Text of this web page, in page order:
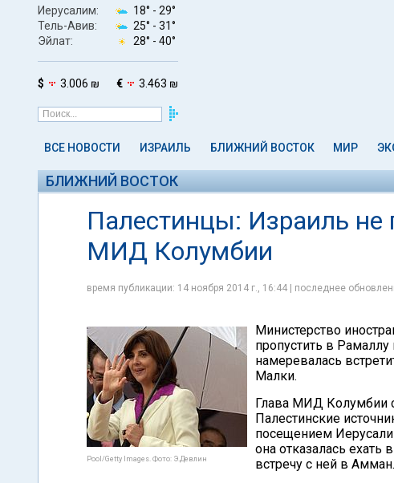
Иерусалим: 18° - 29°
Тель-Авив:
25° - 31°
Эйлат:
28° - 40°
$ 3.006 ₪ € 3.463 ₪
ВСЕ НОВОСТИ ИЗРАИЛЬ БЛИЖНИЙ ВОСТОК МИР
БЛИЖНИЙ ВОСТОК
Палестинцы: Израиль не
МИД Колумбии
время публикации: 14 ноября 2014 г., 16:44 | последнее
Pool/Getty Images. Фото: Э.Девлин
Министерство
пропустить в
намеревалась
Малки.
Глава МИД Колумбии
Палестинские
посещением
она отказалась ехать
встречу с ней в Амман.